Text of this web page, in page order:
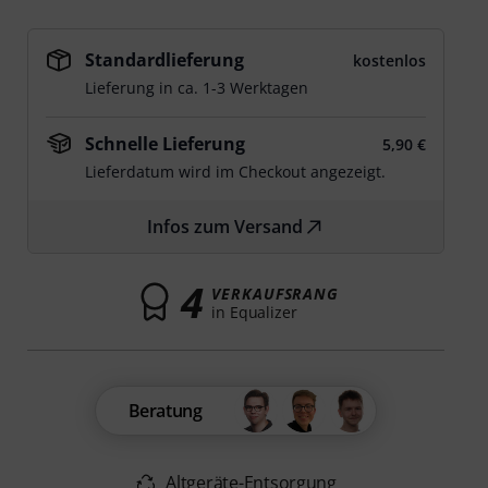
Standardlieferung
kostenlos
Lieferung in ca. 1-3 Werktagen
Schnelle Lieferung
5,90 €
Lieferdatum wird im Checkout angezeigt.
Infos zum Versand
4 VERKAUFSRANG
in Equalizer
Beratung
Altgeräte-Entsorgung